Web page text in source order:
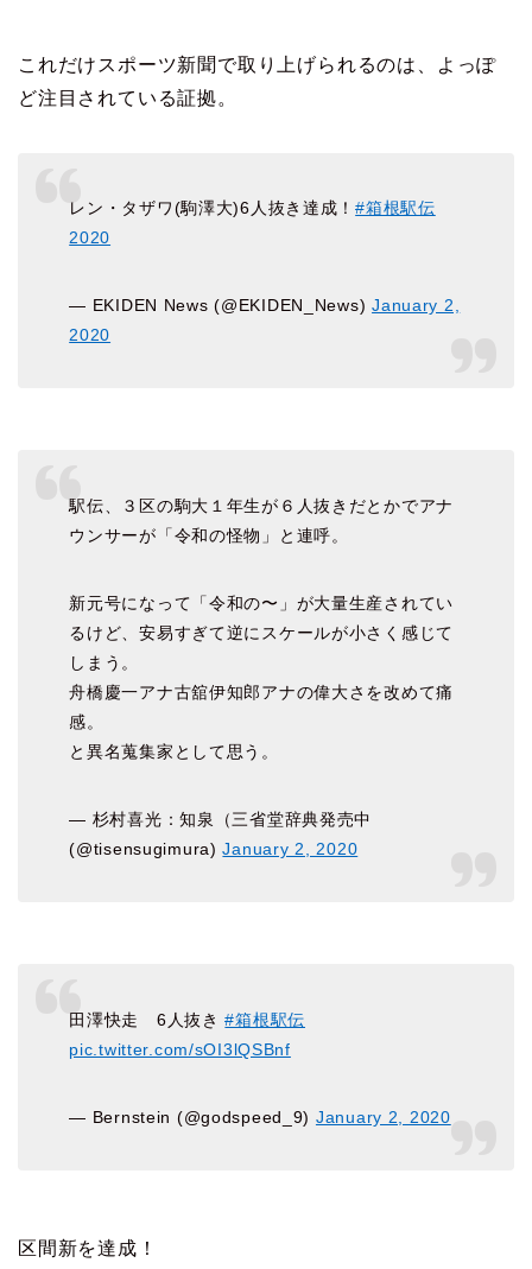
これだけスポーツ新聞で取り上げられるのは、よっぽ
ど注目されている証拠。
レン・タザワ(駒澤大)6人抜き達成！#箱根駅伝
2020
— EKIDEN News (@EKIDEN_News)January 2,
2020
駅伝、３区の駒大１年生が６人抜きだとかでアナ
ウンサーが「令和の怪物」と連呼。
新元号になって「令和の〜」が大量生産されてい
るけど、安易すぎて逆にスケールが小さく感じて
しまう。
舟橋慶一アナ古舘伊知郎アナの偉大さを改めて痛
感。
と異名蒐集家として思う。
— 杉村喜光：知泉（三省堂辞典発売中
(@tisensugimura)January 2, 2020
田澤快走 6人抜き#箱根駅伝
pic.twitter.com/sOI3lQSBnf
— Bernstein (@godspeed_9) January 2, 2020
区間新を達成！